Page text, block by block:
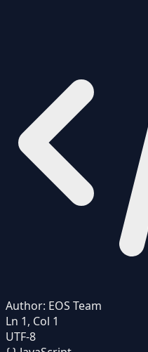
Author: EOS Team
Ln 1, Col 1
UTF-8